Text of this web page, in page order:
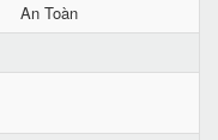
An Toàn